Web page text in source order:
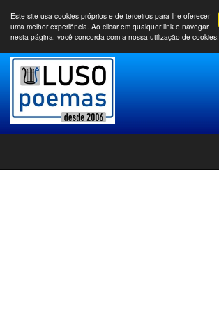
Este site usa cookies próprios e de terceiros para lhe oferecer
uma melhor experiência. Ao clicar em qualquer link e navegar
nesta página, você concorda com a nossa utilização de cookies.